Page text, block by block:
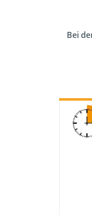
Bei